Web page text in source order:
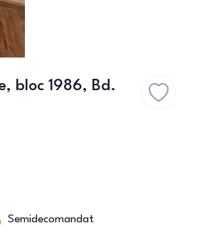
bloc 1986, Bd.
Semidecomandat